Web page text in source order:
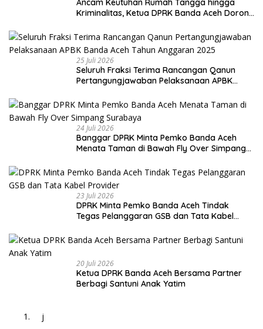
Ancam Keutuhan Rumah Tangga hingga
Kriminalitas, Ketua DPRK Banda Aceh Dorong
25 Juli 2026
Seluruh Fraksi Terima Rancangan Qanun
Pertangungjawaban Pelaksanaan APBK
24 Juli 2026
Banggar DPRK Minta Pemko Banda Aceh
Menata Taman di Bawah Fly Over Simpang
23 Juli 2026
DPRK Minta Pemko Banda Aceh Tindak
Tegas Pelanggaran GSB dan Tata Kabel
20 Juli 2026
Ketua DPRK Banda Aceh Bersama Partner
Berbagi Santuni Anak Yatim
j